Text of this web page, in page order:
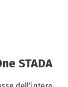
STADA